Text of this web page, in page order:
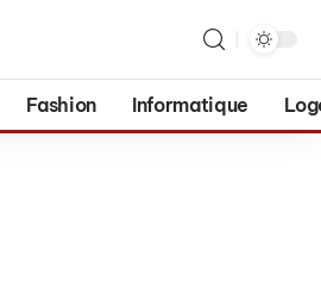
Fashion Informatique